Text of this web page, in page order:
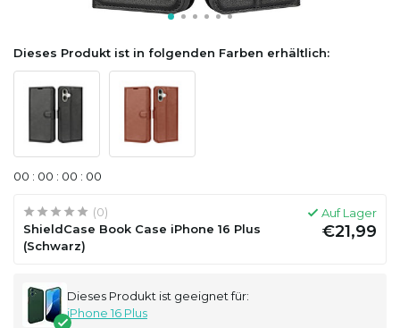
Dieses Produkt ist in folgenden Farben erhältlich:
00 : 00 : 00 : 00
(0)
ShieldCase Book Case iPhone 16 Plus
(Schwarz)
Auf Lager
€21,99
Dieses Produkt ist geeignet für:
iPhone 16 Plus